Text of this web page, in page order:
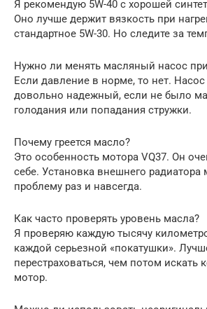
Я рекомендую 5W-40 с хорошей
Оно лучше держит вязкость при
стандартное 5W-30. Но следите за
Нужно ли менять масляный насос при
Если давление в норме, то нет. Насос
довольно надежный, если не было
голодания или попадания стружки.
Почему греется масло?
Это особенность мотора VQ37. Он
себе. Установка внешнего радиатора
проблему раз и навсегда.
Как часто проверять уровень масла?
Я проверяю каждую тысячу
каждой серьезной «покатушки».
перестраховаться, чем потом искать
мотор.